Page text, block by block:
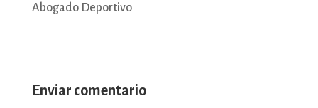
Abogado Deportivo
Enviar comentario